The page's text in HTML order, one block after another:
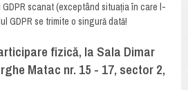
scanat (exceptând situația în care l-
GDPR se trimite o singură dată!
fizică, la Sala Dimar
Matac nr. 15 - 17, sector 2,